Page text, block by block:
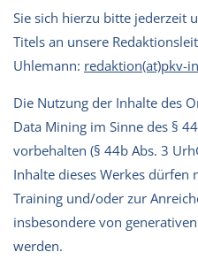
Sie sich hierzu bitte jederzeit
Titels an unsere
Uhlemann: redaktion(at)pkv-
Die Nutzung der Inhalte des
Data Mining im Sinne des §
vorbehalten (§ 44b Abs. 3
Inhalte dieses Werkes dürfen
Training und/oder zur
insbesondere von
werden.